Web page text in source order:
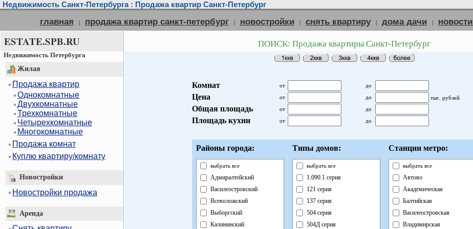
Недвижимость Санкт-Петербурга : Продажа квартир Санкт-Петербург
главная | продажа квартир санкт-петербург | новостройки | снять квартиру | дома дачи | новости
ESTATE.SPB.RU
Недвижимость Петербурга
Жилая
Продажа квартир
Однокомнатные
Двухкомнатные
Трехкомнатные
Четырехкомнатные
Многокомнатные
Продажа комнат
Куплю квартиру/комнату
Новостройки
Новостройки продажа
Аренда
ПОИСК: Продажа квартиры Санкт-Петербург
Комнат от до
Цена от до тыс. рублей
Общая площадь от до
Площадь кухни от до
Районы города:
выбрать все
Адмиралтейский
Василеостровский
Всеволожский
Выборгский
Калининский
Типы домов:
выбрать все
1.090.1 серия
121 серия
137 серия
504 серия
504Д серия
Станции метро:
выбрать все
Автово
Академическая
Балтийская
Василеостровская
Владимирская